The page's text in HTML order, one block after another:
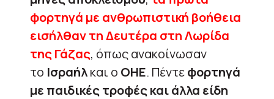
φορτηγά με ανθρωπιστική βοήθεια
εισήλθαν τη Δευτέρα στη Λωρίδα
της Γάζας, όπως ανακοίνωσαν
το Ισραήλκαι ο ΟΗΕ. Πέντεφορτηγά
με παιδικές τροφές και άλλα είδη